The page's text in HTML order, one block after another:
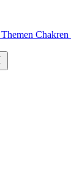
Themen Chakren